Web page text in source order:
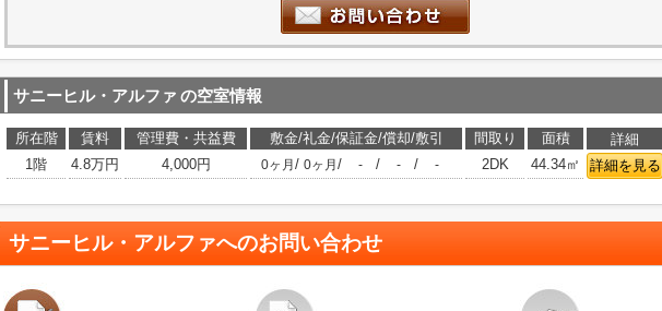
サニーヒル・アルファ の空室情報
所在階 賃料 管理費・共益費 敷金/礼金/保証金/償却/敷引 間取り 面積 詳細
1階
4.8万円 4,000円 0ヶ月 / 0ヶ月 / - / - / - 2DK 44.34㎡ 詳細を見る
サニーヒル・アルファへのお問い合わせ